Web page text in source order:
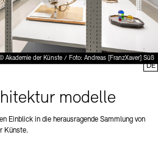
Akademie der Künste / Foto: Andreas [FranzXaver] Süß
modelle
Einblick in die herausragende Sammlung von
Künste.
DE